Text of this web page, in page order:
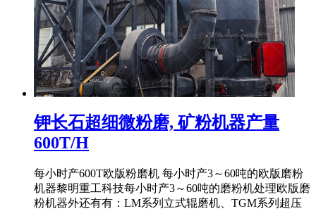
钾长石超细微粉磨, 矿粉机器产量
600T/H
每小时产600T欧版粉磨机 每小时产3～60吨的欧版磨粉
机器黎明重工科技每小时产3～60吨的磨粉机处理欧版磨
粉机器外还有有：LM系列立式辊磨机、TGM系列超压